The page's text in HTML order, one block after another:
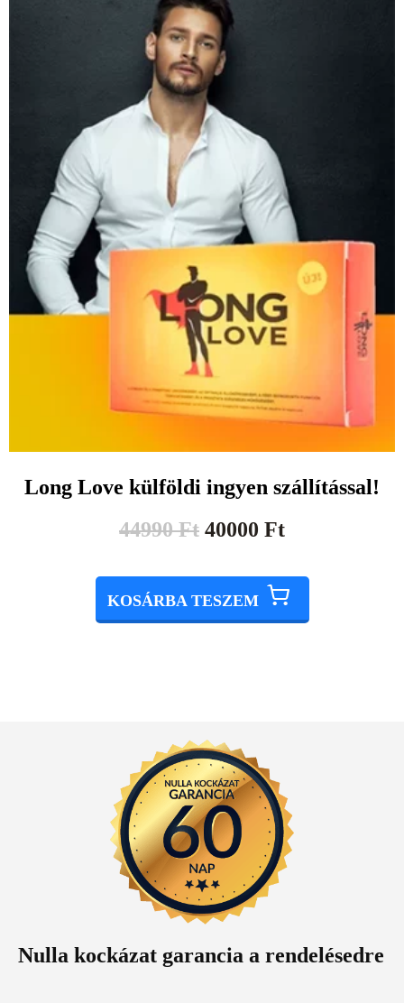
Long Love külföldi ingyen szállítással!
44990Ft 40000 Ft
KOSÁRBA TESZEM
Nulla kockázat garancia a rendelésedre